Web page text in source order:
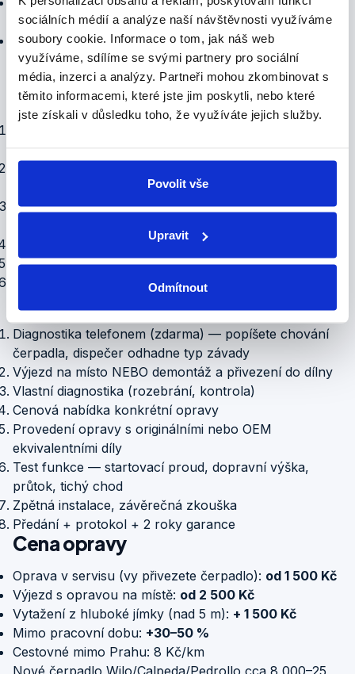
sociálních médií a analýze naší návštěvnosti využíváme
soubory cookie. Informace o tom, jak náš web
využíváme, sdílíme se svými partnery pro sociální
média, inzerci a analýzy. Partneři mohou zkombinovat s
těmito informacemi, které jste jim poskytli, nebo které
jste získali v důsledku toho, že využíváte jejich služby.
Povolit vše
Upravit
Odmítnout
— citlivá na vlhkost a kolísání napětí.
Korodované součásti— u nerezových modelů
typicky po 15+ letech.
Diagnostické metody
Pro spolehlivou diagnostiku používáme:
hodnoty pod 1 MΩ = vyhořelé
Měření proudu při startu— vysoké hodnoty
— hluk ložiska nebo ucpávky
Tlakové měření— kontrola dopravní výšky a průtoku
Demontáž a inspekce— fyzický rozbor součástí
Postup opravy
Diagnostika telefonem (zdarma) — popíšete chování
čerpadla, dispečer odhadne typ závady
Výjezd na místo NEBO demontáž a přivezení do dílny
Vlastní diagnostika (rozebrání, kontrola)
Cenová nabídka konkrétní opravy
Provedení opravy s originálními nebo OEM
ekvivalentními díly
Test funkce — startovací proud, dopravní výška,
průtok, tichý chod
Zpětná instalace, závěrečná zkouška
Předání + protokol + 2 roky garance
Cena opravy
Oprava v servisu (vy přivezete čerpadlo): od 1 500 Kč
Výjezd s opravou na místě: od 2 500 Kč
Vytažení z hluboké jímky (nad 5 m): + 1 500 Kč
Mimo pracovní dobu: +30–50 %
Cestovné mimo Prahu: 8 Kč/km
Nové čerpadlo Wilo/Calpeda/Pedrollo cca 8 000–25